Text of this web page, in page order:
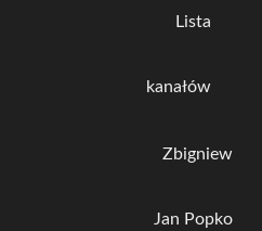
Lista
kanałów
Zbigniew
Jan Popko